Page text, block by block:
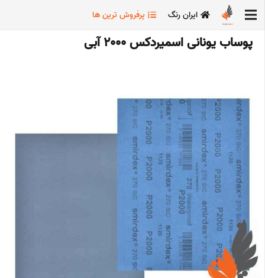
ایران رنگ پرفروش ترین ها
پوساب یونانی اسمیردکس 2000 آبی